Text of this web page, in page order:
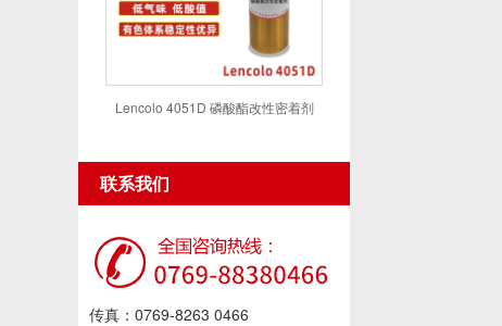
Lencolo 4051D 磷酸酯改性密着剂
联系我们
传真：0769-8263 0466